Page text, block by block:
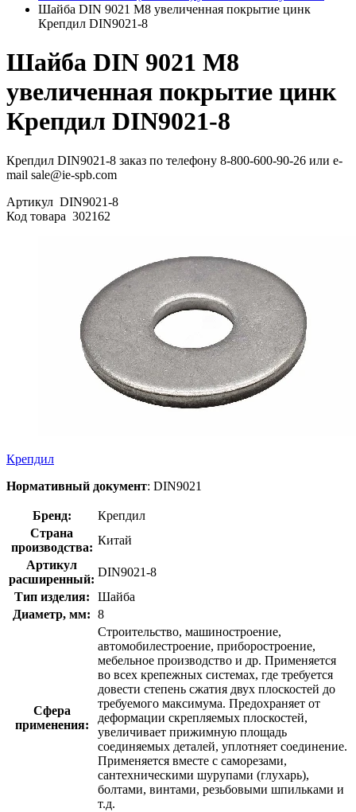
Шайба DIN 9021 М8 увеличенная покрытие цинк
Крепдил DIN9021-8
Шайба DIN 9021 М8
увеличенная покрытие цинк
Крепдил DIN9021-8
Крепдил DIN9021-8 заказ по телефону 8-800-600-90-26 или e-
mail sale@ie-spb.com
Артикул DIN9021-8
Код товара 302162
Крепдил
Нормативный документ: DIN9021
Бренд:
Крепдил
Страна
производства:
Китай
Артикул
расширенный:
DIN9021-8
Тип изделия:
Шайба
Диаметр, мм: 8
Сфера
применения:
Строительство, машиностроение,
автомобилестроение, приборостроение,
мебельное производство и др. Применяется
во всех крепежных системах, где требуется
довести степень сжатия двух плоскостей до
требуемого максимума. Предохраняет от
деформации скрепляемых плоскостей,
увеличивает прижимную площадь
соединяемых деталей, уплотняет соединение.
Применяется вместе с саморезами,
сантехническими шурупами (глухарь),
болтами, винтами, резьбовыми шпильками и
т.д.